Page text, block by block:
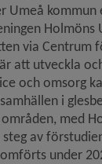
Umeå
Holmöns
via Centrum
att utveckla
och omsorg
i
med
av
under